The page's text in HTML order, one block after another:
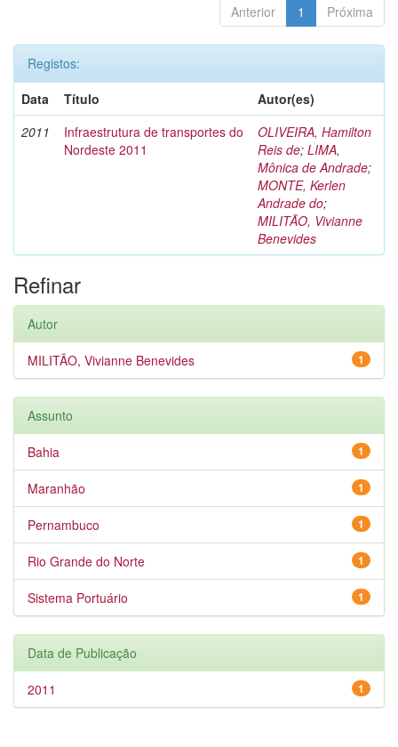
Anterior 1 Próxima
Registos:
Data
Título
Autor(es)
2011
Infraestrutura de transportes do
Nordeste 2011
OLIVEIRA, Hamilton
Reis de; LIMA,
Mônica de Andrade;
MONTE, Kerlen
Andrade do;
MILITÃO, Vivianne
Benevides
Refinar
Autor
1
MILITÃO, Vivianne Benevides
Assunto
1
Bahia
1
Maranhão
1
Pernambuco
1
Rio Grande do Norte
1
Sistema Portuário
Data de Publicação
1
2011